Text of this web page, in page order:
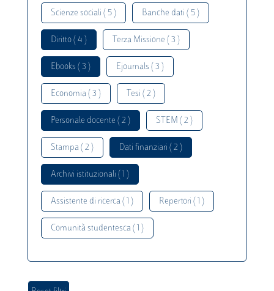
Scienze sociali ( 5 ) Banche dati ( 5 )
Diritto ( 4 ) Terza Missione ( 3 )
Ebooks ( 3 ) Ejournals ( 3 )
Economia ( 3 ) Tesi ( 2 )
Personale docente ( 2 ) STEM ( 2 )
Stampa ( 2 ) Dati finanziari ( 2 )
Archivi istituzionali ( 1 )
Assistente di ricerca ( 1 ) Repertori ( 1 )
Comunità studentesca ( 1 )